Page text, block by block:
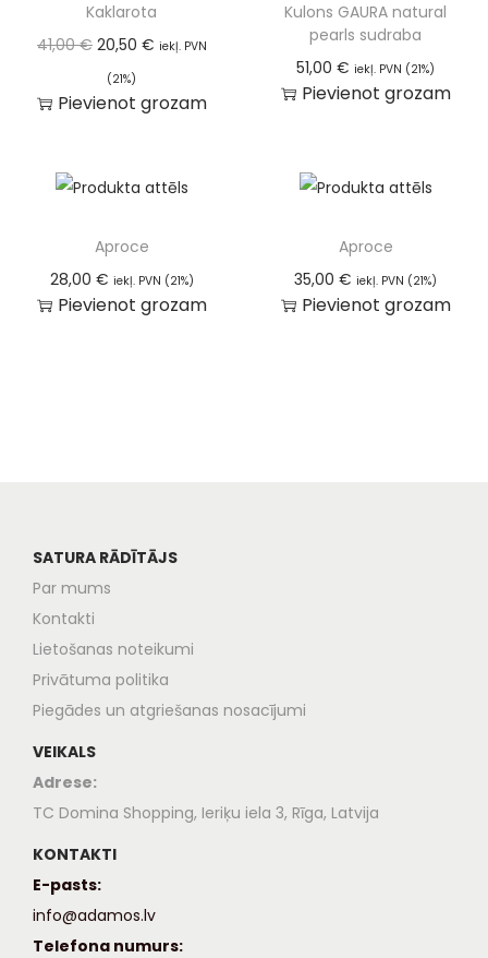
Kaklarota
41,00€ 20,50 € iekļ. PVN
(21%)
Pievienot grozam
Kulons GAURA natural
pearls sudraba
51,00€ iekļ. PVN (21%)
Pievienot grozam
Aproce
28,00 € iekļ. PVN (21%)
Pievienot grozam
Aproce
35,00€ iekļ. PVN (21%)
Pievienot grozam
SATURA RĀDĪTĀJS
Par mums
Kontakti
Lietošanas noteikumi
Privātuma politika
Piegādes un atgriešanas nosacījumi
VEIKALS
Adrese:
TC Domina Shopping, Ieriķu iela 3, Rīga, Latvija
KONTAKTI
E-pasts:
info@adamos.lv
Telefona numurs: